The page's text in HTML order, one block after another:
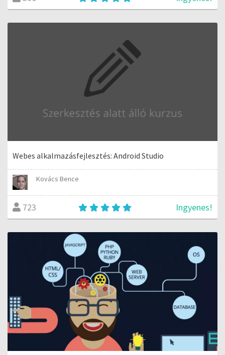
Webes alkalmazásfejlesztés: Android Studio
Kovács Bence
723 Ingyenes!